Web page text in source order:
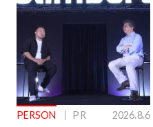
PERSON PR 2026.8.6